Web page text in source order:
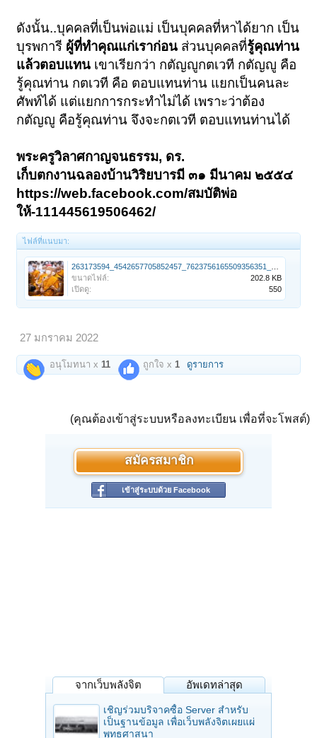
ดังนั้น..บุคคลที่เป็นพ่อแม่ เป็นบุคคลที่หาได้ยาก เป็น
บุรพการี ผู้ที่ทำคุณแก่เราก่อน ส่วนบุคคลที่รู้คุณท่าน
แล้วตอบแทน เขาเรียกว่า กตัญญูกตเวที กตัญญู คือ
รู้คุณท่าน กตเวที คือ ตอบแทนท่าน แยกเป็นคนละ
ศัพท์ได้ แต่แยกการกระทำไม่ได้ เพราะว่าต้อง
กตัญญู คือรู้คุณท่าน จึงจะกตเวที ตอบแทนท่านได้
พระครูวิลาศกาญจนธรรม, ดร.
เก็บตกงานฉลองบ้านวิริยบารมี ๓๑ มีนาคม ๒๕๕๔
https://web.facebook.com/สมบัติพ่อ
ให้-111445619506462/
ไฟล์ที่แนบมา:
ขนาดไฟล์:
202.8 KB
เปิดดู:
550
27 มกราคม 2022
อนุโมทนา x11 ถูกใจ x1 ดูรายการ
(คุณต้องเข้าสู่ระบบหรือลงทะเบียน เพื่อที่จะโพสต์)
สมัครสมาชิก
เข้าสู่ระบบด้วย Facebook
จากเว็บพลังจิต อัพเดทล่าสุด
เชิญร่วมบริจาคซื้อ Server สำหรับ
เป็นฐานข้อมูล เพื่อเว็บพลังจิตเผยแผ่
พุทธศาสนา